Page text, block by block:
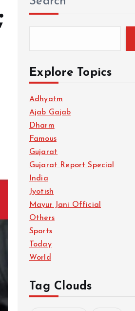
Explore Topics
Adhyatm
Ajab Gajab
Dharm
Famous
Gujarat
Gujarat Report Special
India
Jyotish
Mayur Jani Official
Others
Sports
Today
World
Tag Clouds